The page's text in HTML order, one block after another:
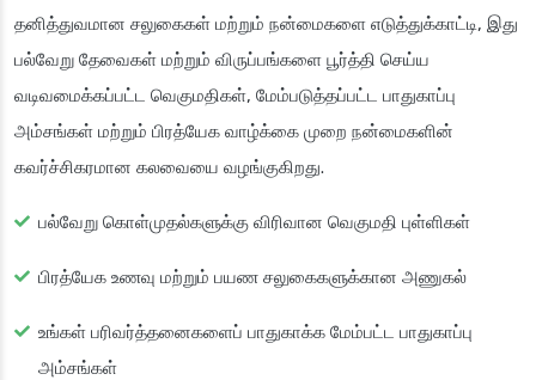
தனித்துவமான சலுகைகள் மற்றும் நன்மைகளை எடுத்துக்காட்டி, இது
பல்வேறு தேவைகள் மற்றும் விருப்பங்களை பூர்த்தி செய்ய
வடிவமைக்கப்பட்ட வெகுமதிகள், மேம்படுத்தப்பட்ட பாதுகாப்பு
அம்சங்கள் மற்றும் பிரத்யேக வாழ்க்கை முறை நன்மைகளின்
கவர்ச்சிகரமான கலவையை வழங்குகிறது.
பல்வேறு கொள்முதல்களுக்கு விரிவான வெகுமதி புள்ளிகள்
பிரத்யேக உணவு மற்றும் பயண சலுகைகளுக்கான அணுகல்
உங்கள் பரிவர்த்தனைகளைப் பாதுகாக்க மேம்பட்ட பாதுகாப்பு
அம்சங்கள்